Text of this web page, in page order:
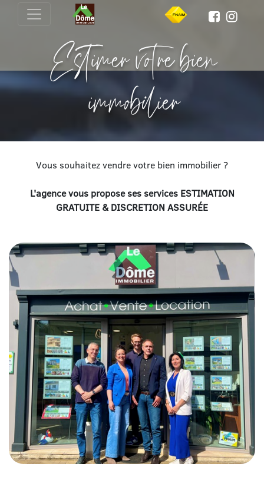
Estimer votre bien
immobilier
Vous souhaitez vendre votre bien immobilier ?
L'agence vous propose ses services ESTIMATION
GRATUITE & DISCRETION ASSURÉE